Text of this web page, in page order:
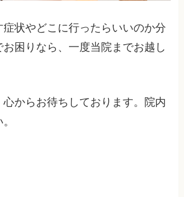
状やどこに行ったらいいのか分
困りなら、一度当院までお越し
からお待ちしております。院内